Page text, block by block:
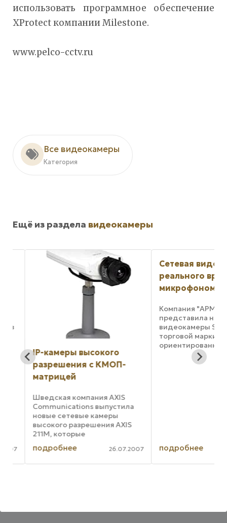
использовать программное обеспечение
XProtect компании Milestone.
www.pelco-cctv.ru
Все видеокамеры
Категория
Ещё из раздела видеокамеры
IP-камеры высокого
разрешения с КМОП-
матрицей
Шведская компания AXIS
Communications выпустила
новые сетевые камеры
высокого разрешения AXIS
211M, которые
ориентированы на работу в
составе систем ip-
подробнее 26.07.2007
Сетевая
реального
микрофоном
Компания "АРМО-
представила
видеокамеры STC-
торговой марки
ориентированные
работы в составе
систем IP-
подробнее